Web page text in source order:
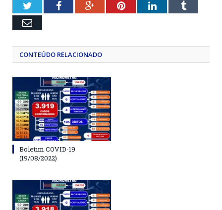
TwitterFacebookGoogle+PinterestLinkedInTumblr
Email
CONTEÚDO RELACIONADO
Boletim COVID-19
(19/08/2022)